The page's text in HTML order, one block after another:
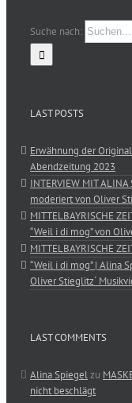
Suche nach:
LAST POSTS
Erwähnung der
Abendzeitung 2023
INTERVIEW MIT
moderiert von Oliver
MITTELBAYRISCHE
“Weil i di mog” von
MITTELBAYRISCHE
“Weil i di mog” | Alina
Oliver Stieglitz´
LAST COMMENTS
Alina Spiegelzu
nicht beschlägt